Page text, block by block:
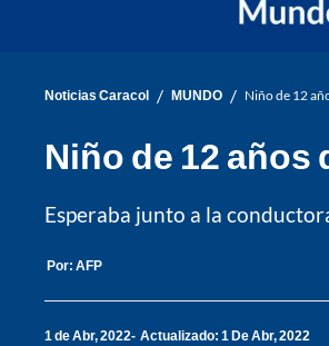
Noticias Caracol / MUNDO / Niño de 12
Niño de 12 años
Esperaba junto a la
Por: AFP
1 de Abr, 2022 Actualizado: 1 De Abr, 2022